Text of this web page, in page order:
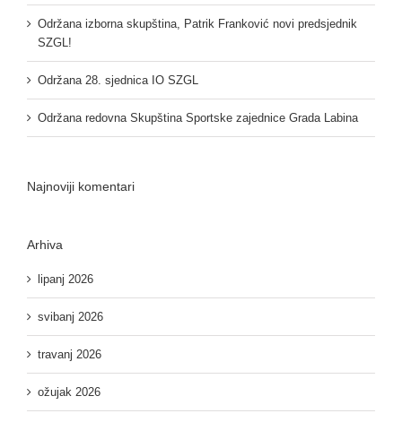
Održana izborna skupština, Patrik Franković novi predsjednik
SZGL!
Održana 28. sjednica IO SZGL
Održana redovna Skupština Sportske zajednice Grada Labina
Najnoviji komentari
Arhiva
lipanj 2026
svibanj 2026
travanj 2026
ožujak 2026